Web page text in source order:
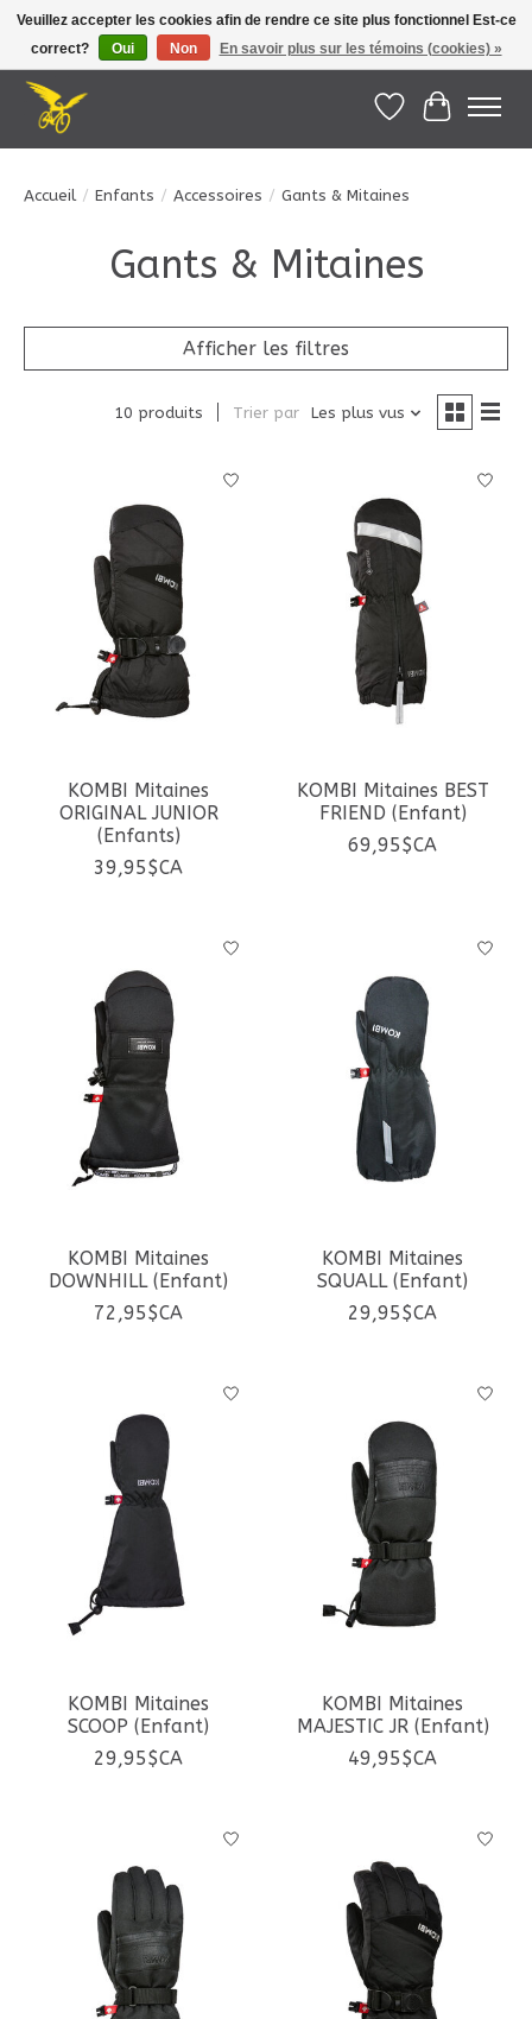
Le Pédalier | Îles de la Madeleine |info@lepedalier.com| 1-418-986-2965
Liste dePanier
Accueil / Enfants / Accessoires / Gants & Mitaines
Gants & Mitaines
Afficher les filtres
10 produits Trier par Les plus vus
KOMBI Mitaines
ORIGINAL JUNIOR
(Enfants)
39,95$CA
KOMBI Mitaines BEST
FRIEND (Enfant)
69,95$CA
KOMBI Mitaines
DOWNHILL (Enfant)
72,95$CA
KOMBI Mitaines
SQUALL (Enfant)
29,95$CA
KOMBI Mitaines
SCOOP (Enfant)
29,95$CA
KOMBI Mitaines
MAJESTIC JR (Enfant)
49,95$CA
Veuillez accepter les cookies afin de rendre ce site plus fonctionnel Est-ce
correct?
Oui Non En savoir plus sur les témoins (cookies) »